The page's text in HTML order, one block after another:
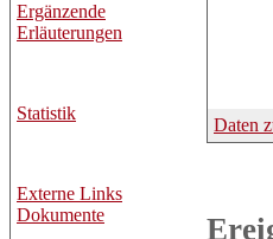
Ergänzende
Erläuterungen
Statistik
Externe Links
Dokumente
Daten